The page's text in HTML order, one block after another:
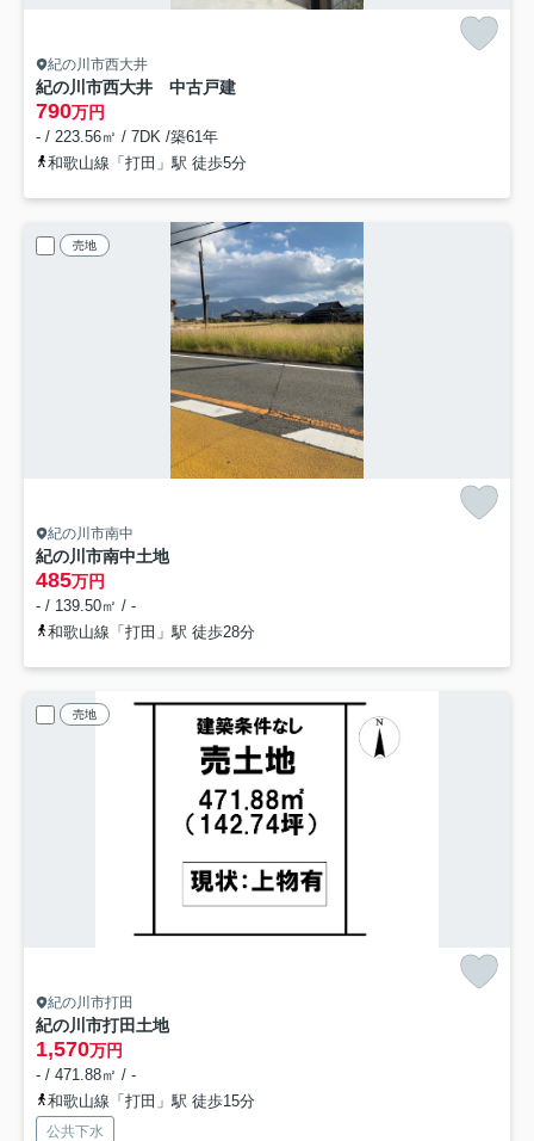
紀の川市西大井
紀の川市西大井 中古戸建
790万円
- / 223.56㎡ / 7DK /築61年
和歌山線「打田」駅 徒歩5分
売地
紀の川市南中
紀の川市南中土地
485万円
- / 139.50㎡ / -
和歌山線「打田」駅 徒歩28分
売地
紀の川市打田
紀の川市打田土地
1,570万円
- / 471.88㎡ / -
和歌山線「打田」駅 徒歩15分
公共下水